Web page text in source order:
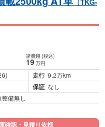
諸費用 (税込)
19 万円
走行 9.2万km
保証 なし
備無し
確認・見積り依頼